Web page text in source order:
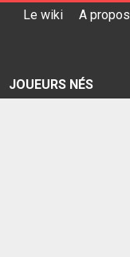
Le wiki A propos
JOUEURS NÉS